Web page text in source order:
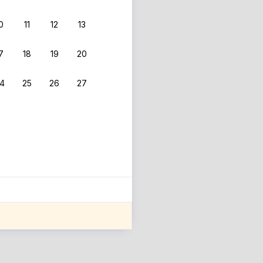
11 12 13
18 19 20
25 26 27